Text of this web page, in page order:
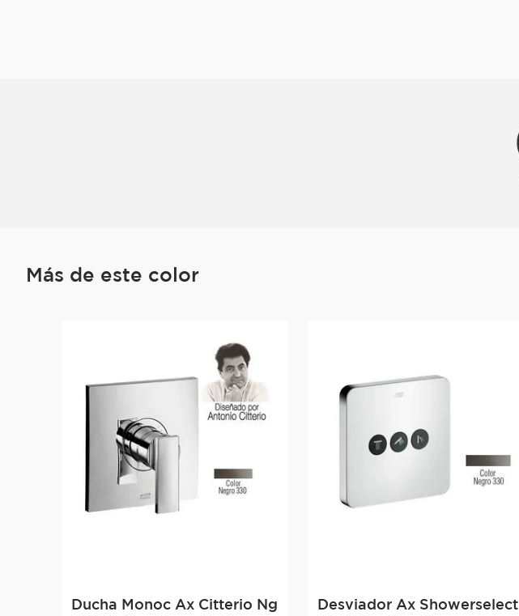
Más de este color
Ducha Monoc Ax Citterio Ng
Desviador Ax Showerselect